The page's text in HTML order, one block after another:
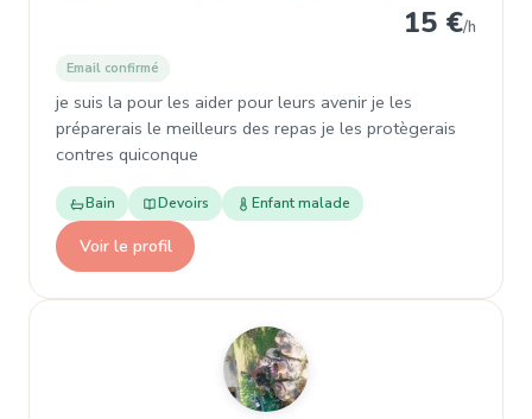
15 €/h
Email confirmé
je suis la pour les aider pour leurs avenir je les
préparerais le meilleurs des repas je les protègerais
contres quiconque
Bain Devoirs Enfant malade
Voir le profil